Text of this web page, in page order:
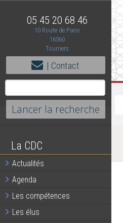
05 45 20 68 46
10 Route de Paris
16560
Tourriers
| Contact
La CDC
Actualités
Agenda
Les compétences
Les élus